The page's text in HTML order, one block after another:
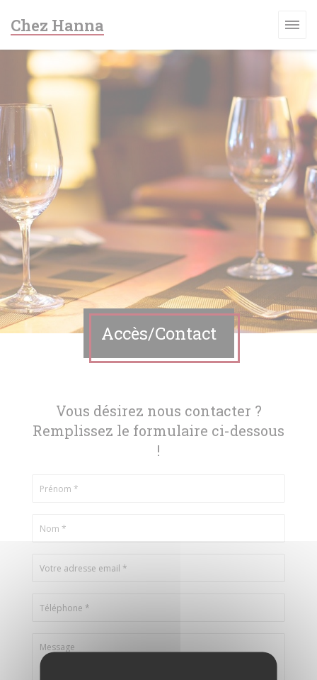
Chez Hanna
Accès/Contact
Vous désirez nous contacter ?
Remplissez le formulaire ci-dessous
!